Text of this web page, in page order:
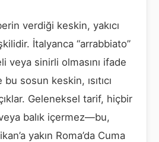
verdiği keskin, yakıcı
İtalyanca “arrabbiato”
veya sinirli olmasını ifade
sosun keskin, ısıtıcı
Geleneksel tarif, hiçbir
balık içermez—bu,
yakın Roma’da Cuma